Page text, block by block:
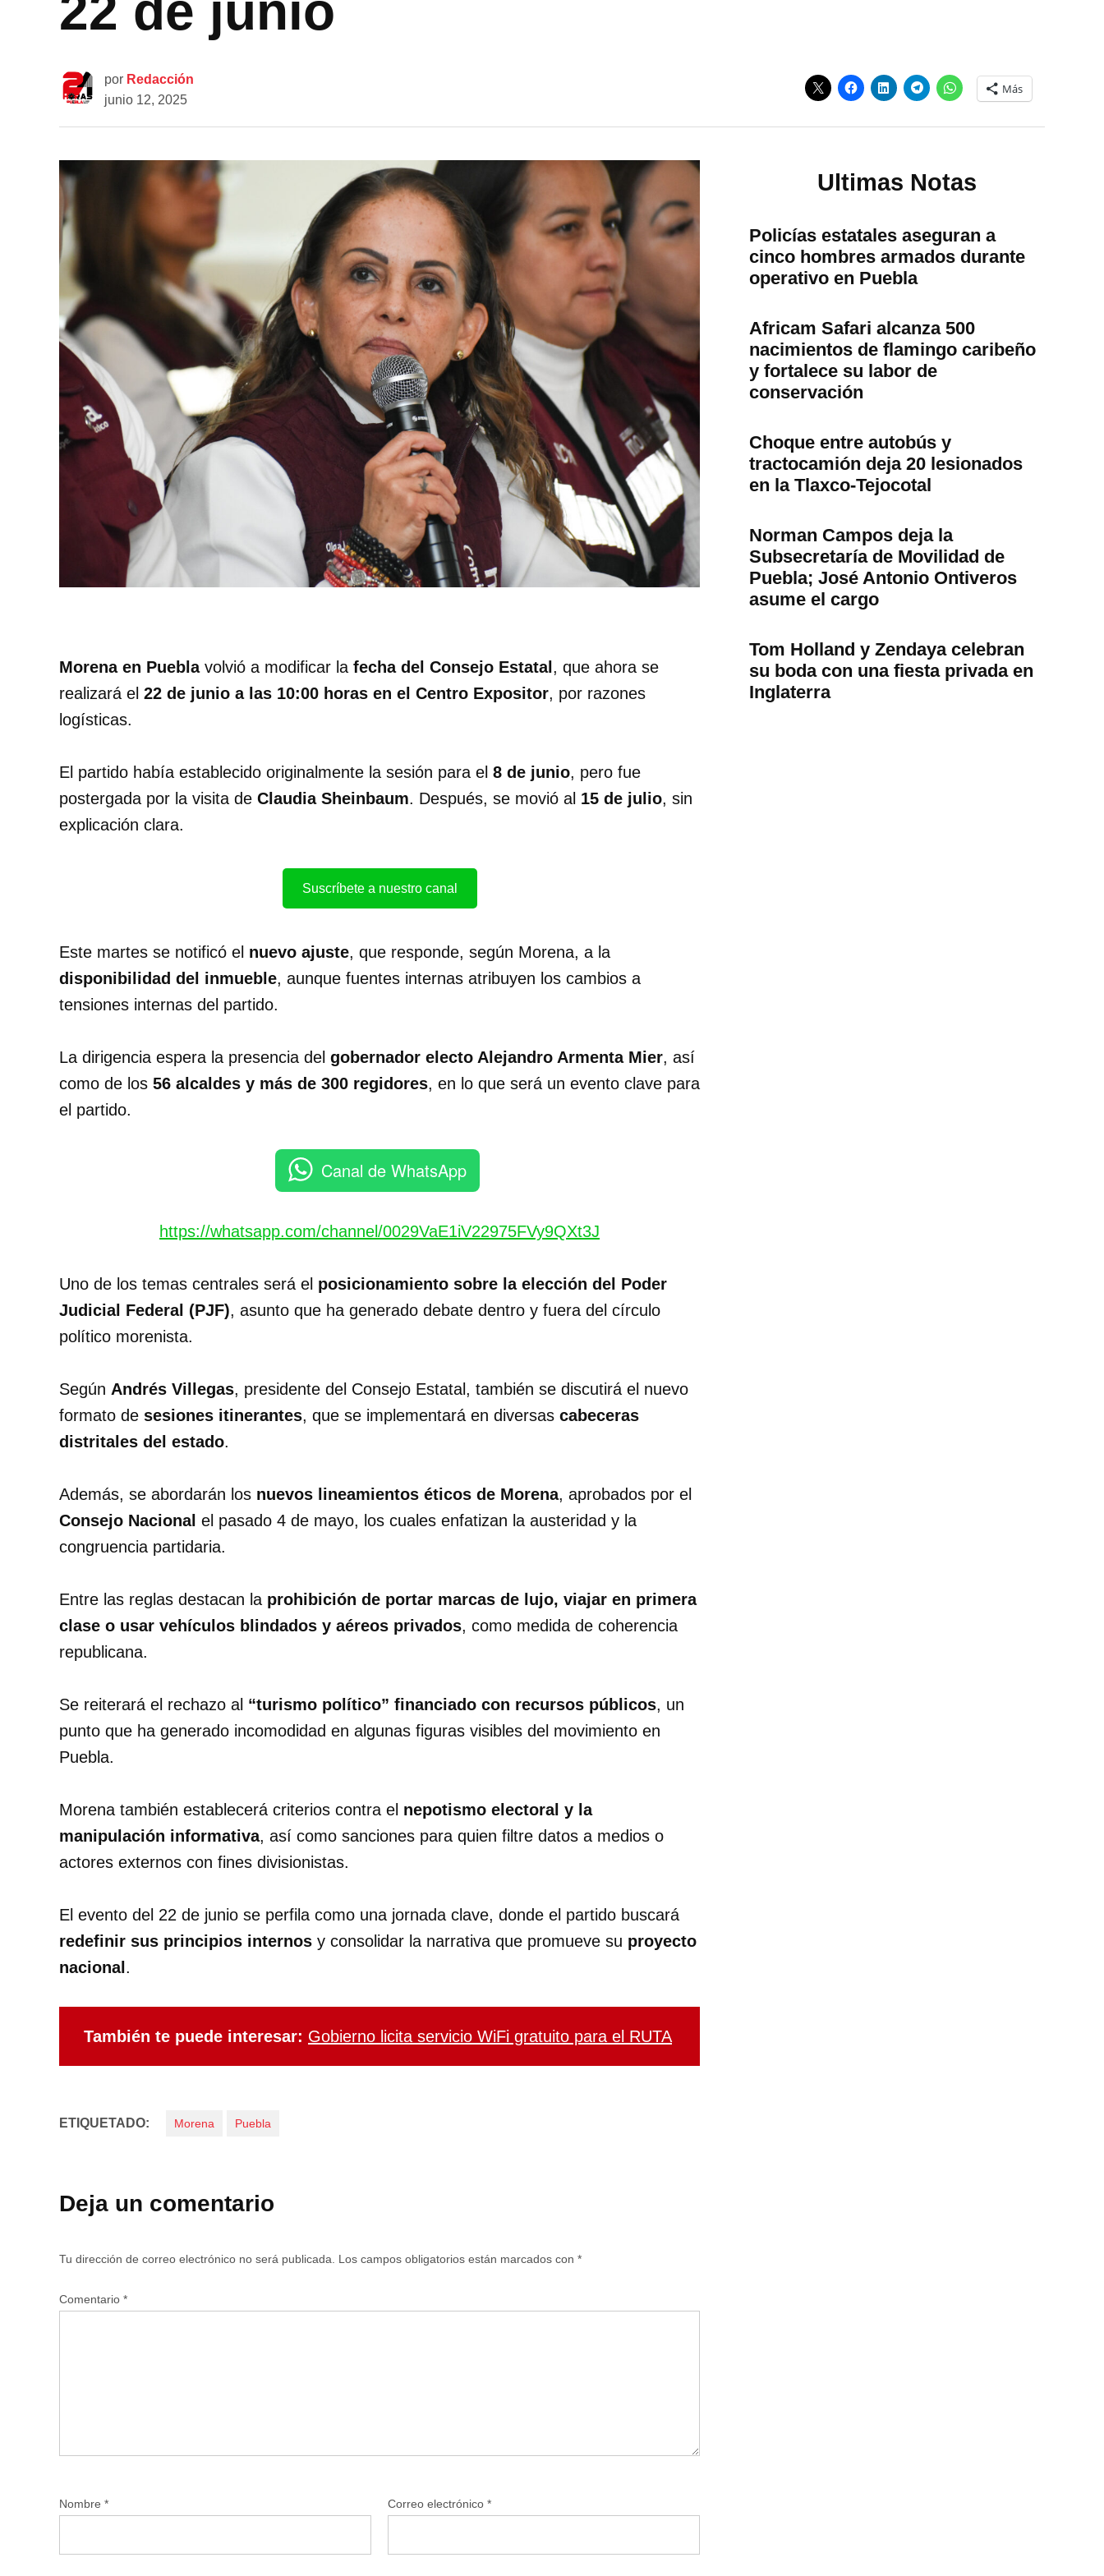
por Redacción
junio 12, 2025
Más
Morena en Pueblavolvió a modificar la fecha del Consejo Estatal , que ahora se
realizará el 22 de junio a las 10:00 horas en el Centro Expositor, por razones
logísticas.
El partido había establecido originalmente la sesión para el 8 de junio, pero fue
postergada por la visita de Claudia Sheinbaum. Después, se movió al 15 de julio, sin
explicación clara.
Suscríbete a nuestro canal
Este martes se notificó el nuevo ajuste, que responde, según Morena, a la
disponibilidad del inmueble, aunque fuentes internas atribuyen los cambios a
tensiones internas del partido.
La dirigencia espera la presencia del gobernador electo Alejandro Armenta Mier, así
como de los 56 alcaldes y más de 300 regidores, en lo que será un evento clave para
el partido.
Canal de WhatsApp
https://whatsapp.com/channel/0029VaE1iV22975FVy9QXt3J
Uno de los temas centrales será el posicionamiento sobre la elección del Poder
Judicial Federal (PJF), asunto que ha generado debate dentro y fuera del círculo
político morenista.
Según Andrés Villegas, presidente del Consejo Estatal, también se discutirá el nuevo
formato de sesiones itinerantes, que se implementará en diversas cabeceras
distritales del estado.
Además, se abordarán los nuevos lineamientos éticos de Morena, aprobados por el
Consejo Nacional el pasado 4 de mayo, los cuales enfatizan la austeridad y la
congruencia partidaria.
Entre las reglas destacan la prohibición de portar marcas de lujo, viajar en primera
clase o usar vehículos blindados y aéreos privados, como medida de coherencia
republicana.
Se reiterará el rechazo al “turismo político” financiado con recursos públicos, un
punto que ha generado incomodidad en algunas figuras visibles del movimiento en
Puebla.
Morena también establecerá criterios contra el nepotismo electoral y la
manipulación informativa, así como sanciones para quien filtre datos a medios o
actores externos con fines divisionistas.
El evento del 22 de junio se perfila como una jornada clave, donde el partido buscará
redefinir sus principios internos y consolidar la narrativa que promueve su proyecto
nacional .
También te puede interesar: Gobierno licita servicio WiFi gratuito para el RUTA
ETIQUETADO: Morena Puebla
Deja un comentario
Tu dirección de correo electrónico no será publicada. Los campos obligatorios están marcados con *
Comentario *
Nombre * Correo electrónico *
Ultimas Notas
Policías estatales aseguran a
cinco hombres armados durante
operativo en Puebla
Africam Safari alcanza 500
nacimientos de flamingo caribeño
y fortalece su labor de
conservación
Choque entre autobús y
tractocamión deja 20 lesionados
en la Tlaxco-Tejocotal
Norman Campos deja la
Subsecretaría de Movilidad de
Puebla; José Antonio Ontiveros
asume el cargo
Tom Holland y Zendaya celebran
su boda con una fiesta privada en
Inglaterra